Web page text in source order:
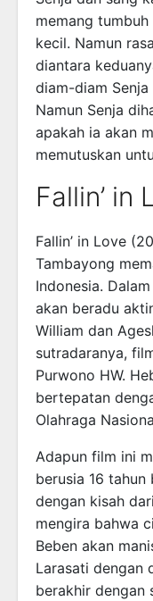
memang
kecil. Namun
diantara
diam-diam
Namun Senja
apakah ia akan
memutuskan
Fallin’ in
Fallin’ in Love
Tambayong
Indonesia.
akan beradu
William dan
sutradaranya,
Purwono HW.
bertepatan
Olahraga
Adapun film ini
berusia 16 tahun
dengan kisah
mengira bahwa
Beben akan
Larasati dengan
berakhir dengan